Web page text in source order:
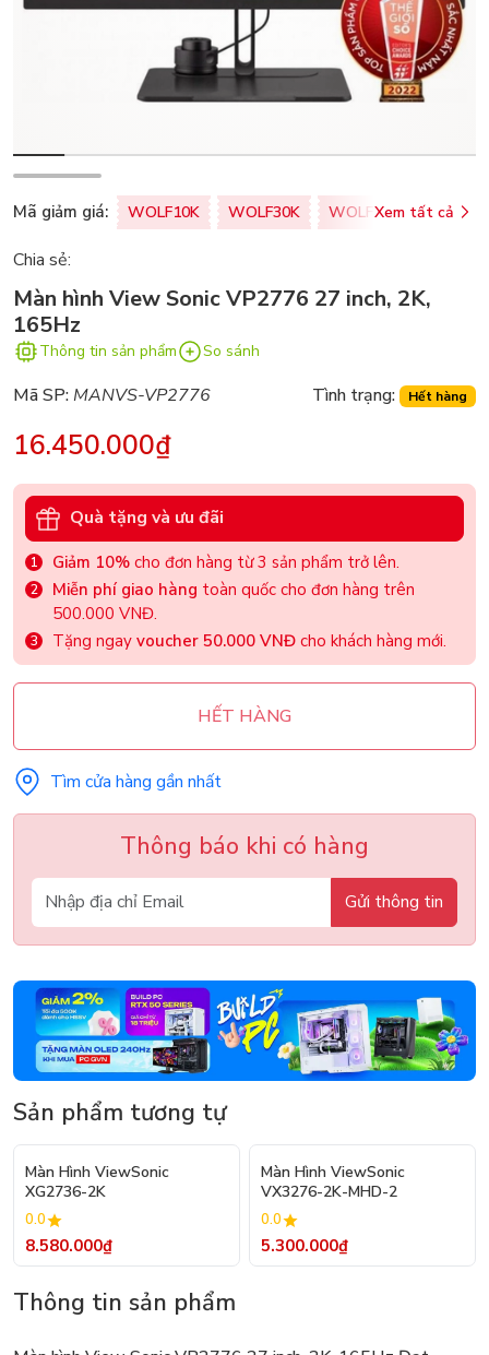
Mã giảm giá: WOLF10K WOLF30K WOLF50KXem tất cả
Chia sẻ:
Màn hình View Sonic VP2776 27 inch, 2K,
165Hz
Thông tin sản phẩm So sánh
Mã SP: MANVS-VP2776 Tình trạng: Hết hàng
16.450.000₫
Quà tặng và ưu đãi
Giảm 10% cho đơn hàng từ 3 sản phẩm trở lên.
Miễn phí giao hàng toàn quốc cho đơn hàng trên
500.000 VNĐ.
Tặng ngay voucher 50.000 VNĐ cho khách hàng mới.
HẾT HÀNG
Tìm cửa hàng gần nhất
Thông báo khi có hàng
Gửi thông tin
Sản phẩm tương tự
Màn Hình ViewSonic
XG2736-2K
0.0
8.580.000₫
Màn Hình ViewSonic
VX3276-2K-MHD-2
0.0
5.300.000₫
Thông tin sản phẩm